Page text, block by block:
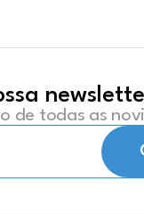
de todas as